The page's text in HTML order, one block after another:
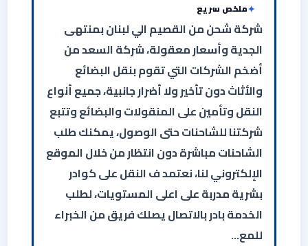
ملخص سريع
شركة شحن من القصيم الي لبنان بمنتهى
الجدية وأسعار معقولة، شركة السعد من
أضخم الشركات التي تقوم بنقل البضائع
والأثاث دون تأخير ولا أضرار جانبية، جميع أنواع
النقل وتأمين على المنقولات والبضائع وتتبع
شركتنا للشاحنات حتى الوصول، يمكنك طلب
الشاحنات مباشرة دون انتظار من خلال الموقع
الإلكتروني لنا، نعتمد ف النقل على كوادر
بشرية مدربة على اعلى المستويات، لطلب
الخدمة بادر بالاتصال يصلك فريق من الخبراء
للمع…